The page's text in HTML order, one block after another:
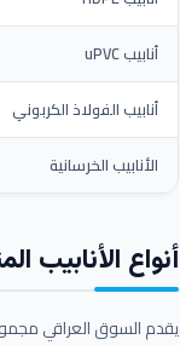
أنابيب uPVC
أنابيب الفولاذ الكربوني
الأنابيب الخرسانية
أنواع الأنابيب
يقدم السوق العراقي